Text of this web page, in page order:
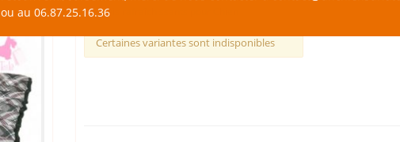
ou au 06.87.25.16.36Tapis rafraîchissants pour Chien
Certaines variantes sont indisponibles